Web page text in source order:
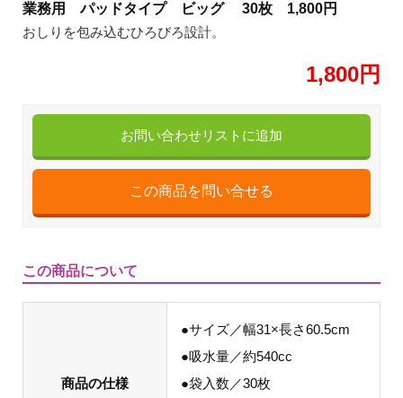
業務用 パッドタイプ ビッグ 30枚 1,800円
おしりを包み込むひろびろ設計。
1,800円
お問い合わせリストに追加
この商品について
商品の仕様
●サイズ／幅31×長さ60.5cm
●吸水量／約540cc
●袋入数／30枚